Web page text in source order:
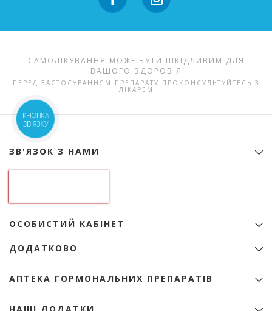
САМОЛІКУВАННЯ МОЖЕ БУТИ ШКІДЛИВИМ ДЛЯ
ВАШОГО ЗДОРОВ'Я
ПЕРЕД ЗАСТОСУВАННЯМ ПРЕПАРАТУ ПРОКОНСУЛЬТУЙТЕСЬ З
ЛІКАРЕМ
ЗВ'ЯЗОК З НАМИ
Контактна інформація
б-р Лесі Українки, 9
+38 (068) 345-01-31
Мережа аптек на мапі
ОСОБИСТИЙ КАБІНЕТ
Закладки
ДОДАТКОВО
Акції
АПТЕКА ГОРМОНАЛЬНИХ ПРЕПАРАТІВ
КНОПКА
ЗВ'ЯЗКУ